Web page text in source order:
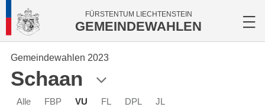
FÜRSTENTUM LIECHTENSTEIN
GEMEINDEWAHLEN
Gemeindewahlen 2023
Schaan
Alle FBP VU FL DPL JL